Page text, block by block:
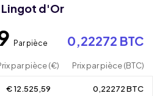
Lingot d'Or
Par pièce 0,22272 BTC
par pièce (€) Prix par pièce (BTC)
€ 12.525,59 0,22272 BTC